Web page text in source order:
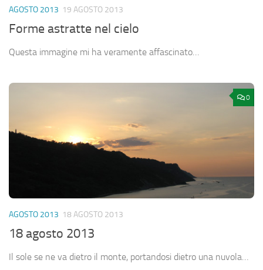
AGOSTO 2013 19 AGOSTO 2013
Forme astratte nel cielo
Questa immagine mi ha veramente affascinato…
0
AGOSTO 2013 18 AGOSTO 2013
18 agosto 2013
Il sole se ne va dietro il monte, portandosi dietro una nuvola…